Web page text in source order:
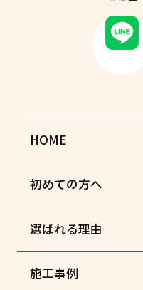
HOME
初めての方へ
選ばれる理由
施工事例